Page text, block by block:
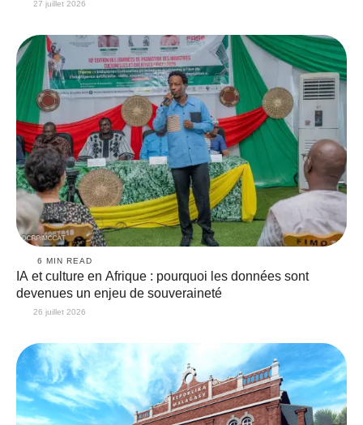
27 juillet 2026
6 MIN READ
IA et culture en Afrique : pourquoi les données sont
devenues un enjeu de souveraineté
26 juillet 2026